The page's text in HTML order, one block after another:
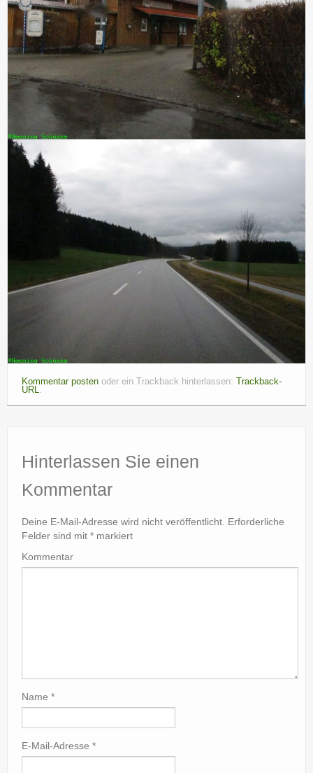
Kommentar posten oder ein Trackback hinterlassen: Trackback-
URL
Hinterlassen Sie einen
Kommentar
Deine E-Mail-Adresse wird nicht veröffentlicht. Erforderliche
Felder sind mit * markiert
Kommentar
Name *
E-Mail-Adresse *